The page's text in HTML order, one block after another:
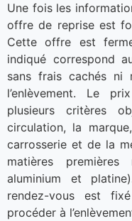
Une fois les
offre de reprise est
Cette offre est
indiqué correspond
sans frais cachés ni
l’enlèvement. Le
plusieurs critères
circulation, la
carrosserie et de la
matières premières
aluminium et
rendez-vous est
procéder à